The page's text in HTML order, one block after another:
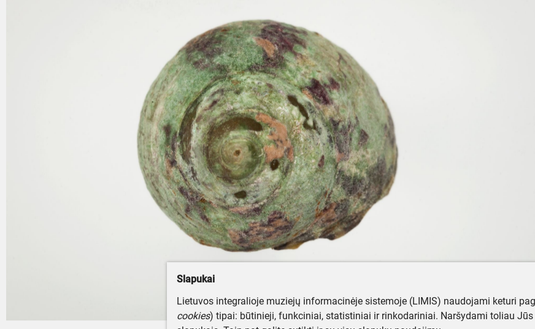
Slapukai
Lietuvos integralioje muziejų informacinėje sistemoje (LIMIS) naudojami keturi
cookies) tipai: būtinieji, funkciniai, statistiniai ir rinkodariniai. Naršydami toliau